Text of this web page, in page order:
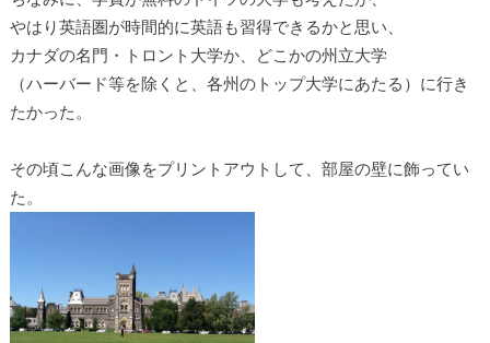
やはり英語圏が時間的に英語も習得できるかと思い、
カナダの名門・トロント大学か、どこかの州立大学
（ハーバード等を除くと、各州のトップ大学にあたる）に行き
たかった。
その頃こんな画像をプリントアウトして、部屋の壁に飾ってい
た。